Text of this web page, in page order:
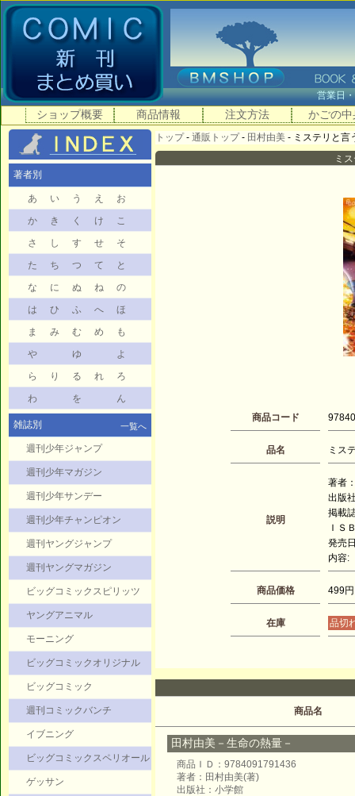
営業
ショップ概要 商品情報 注文方法 かごの中
著者別
あ い う え
お
か
き く け
こ
さ
し す せ
そ
た
ち つ て
と
な
に ぬ ね
の
は
ひ ふ へ
ほ
ま
み む め
も
や
ゆ
よ
ら
り る れ
ろ
わ
を ん
雑誌別 一覧へ
週刊少年ジャンプ
週刊少年マガジン
週刊少年サンデー
週刊少年チャンピオン
週刊ヤングジャンプ
週刊ヤングマガジン
ビッグコミックスピリッツ
ヤングアニマル
モーニング
ビッグコミックオリジナル
ビッグコミック
週刊コミックバンチ
イブニング
ビッグコミックスペリオール
ゲッサン
トップ- 通販トップ- 田村由美 - ミステリと言
ミ
商品コード
品名 ミス
説明
著者
出版
掲載
ＩＳ
発売
内容:
商品価格 499円
在庫 品切
商品名
田村由美－生命の熱量－
商品ＩＤ：9784091791436
著者：田村由美(著)
出版社：小学館